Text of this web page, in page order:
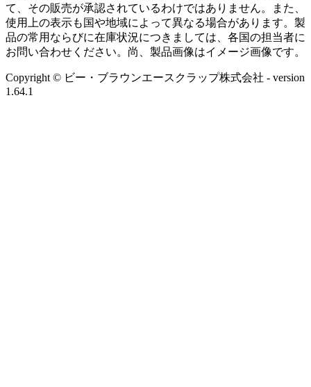
て、その販売が承認されているわけではありません。また、
使用上の表示も国や地域によって異なる場合があります。製
品の常用ならびに在庫状況につきましては、各国の担当者に
お問い合わせください。尚、製品画像はイメージ画像です。
Copyright © ビー・ブラウンエースクラップ株式会社 - version
1.64.1